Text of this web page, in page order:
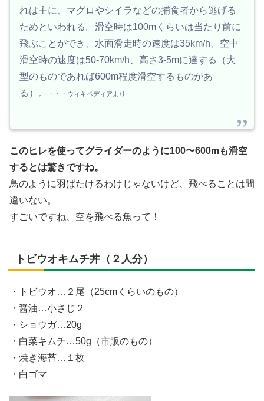
れは主に、マグロやシイラなどの捕食者から逃げる
ためといわれる。滑空時は100mくらいは当たり前に
飛ぶことができ、水面滑走時の速度は35km/h、空中
滑空時の速度は50-70km/h、高さ3-5mに達する（大
型のものであれば600m程度滑空するものがあ
る）。
・・・ウィキペディアより
このヒレを使ってグライダーのように100〜600mも滑空
するとは驚きですね。
鳥のように羽ばたけるわけじゃないけど、飛べることは間
違いない。
すごいですね、空を飛べる魚って！
トビウオキムチ丼（２人分）
・トビウオ…２尾（25cmくらいのもの）
・醤油…小さじ２
・ショウガ…20g
・白菜キムチ…50g（市販のもの）
・焼き海苔…１枚
・白ゴマ